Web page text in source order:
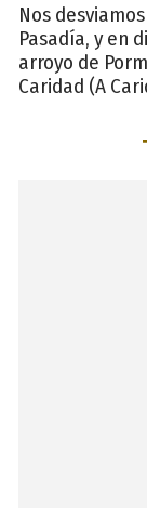
Nos
Pasadía, y en
arroyo de
Caridad (A